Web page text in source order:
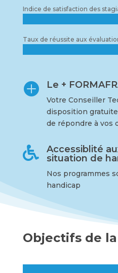
Indice de satisfaction des
Taux de réussite aux
 Le +
Votre Conseiller
disposition
de répondre à vos

Accessiblité
situation de
Nos programmes
handicap
Objectifs de